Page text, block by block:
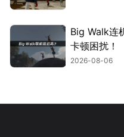
Big Walk连
卡顿困扰！
2026-08-06